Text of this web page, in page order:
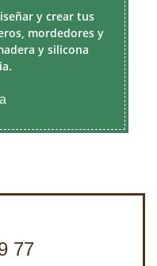
y crear tus
mordedores y
y silicona
77